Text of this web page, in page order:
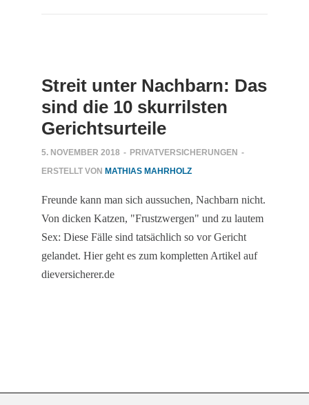
Streit unter Nachbarn: Das
sind die 10 skurrilsten
Gerichtsurteile
5. NOVEMBER 2018 - PRIVATVERSICHERUNGEN -
ERSTELLT VON MATHIAS MAHRHOLZ
Freunde kann man sich aussuchen, Nachbarn nicht.
Von dicken Katzen, "Frustzwergen" und zu lautem
Sex: Diese Fälle sind tatsächlich so vor Gericht
gelandet. Hier geht es zum kompletten Artikel auf
dieversicherer.de